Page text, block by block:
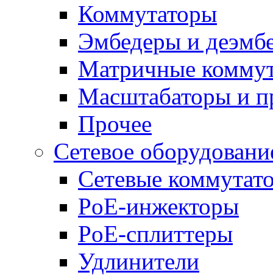
Коммутаторы
Эмбедеры и
Матричные
Масштабаторы и
Прочее
Сетевое
Сетевые
PoE-инжекторы
PoE-сплиттеры
Удлинители